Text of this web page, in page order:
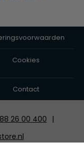
Cookies
Contact
26 00 400
|